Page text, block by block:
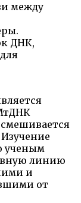
между
ДНК,
ученым
линию
и
от